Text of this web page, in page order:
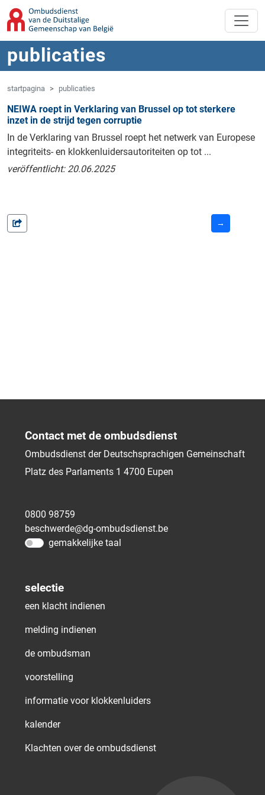
Overslaan naar hoofdinhoud
Spring naar navigatie
publicaties
startpagina publicaties
NEIWA roept in Verklaring van Brussel op tot sterkere
inzet in de strijd tegen corruptie
In de Verklaring van Brussel roept het netwerk van Europese
integriteits- en klokkenluidersautoriteiten op tot ...
veröffentlicht: 20.06.2025
→
Contact met de ombudsdienst
Ombudsdienst der Deutschsprachigen Gemeinschaft
Platz des Parlaments 1 4700 Eupen
0800 98759
beschwerde@dg-ombudsdienst.be
gemakkelijke taal
selectie
een klacht indienen
melding indienen
de ombudsman
voorstelling
informatie voor klokkenluiders
kalender
Klachten over de ombudsdienst